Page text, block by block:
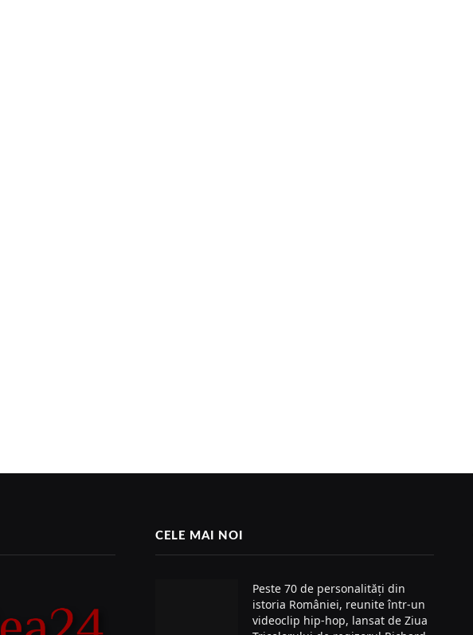
CELE MAI NOI
Peste 70 de personalități din
istoria României, reunite într-un
videoclip hip-hop, lansat de Ziua